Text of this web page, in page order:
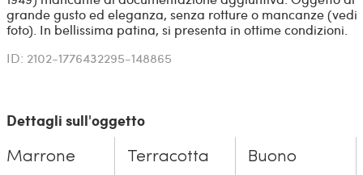
grande gusto ed eleganza, senza rotture o mancanze (vedi
foto). In bellissima patina, si presenta in ottime condizioni.
ID: 2102-1776432295-148865
Dettagli sull'oggetto
Marrone Terracotta Buono